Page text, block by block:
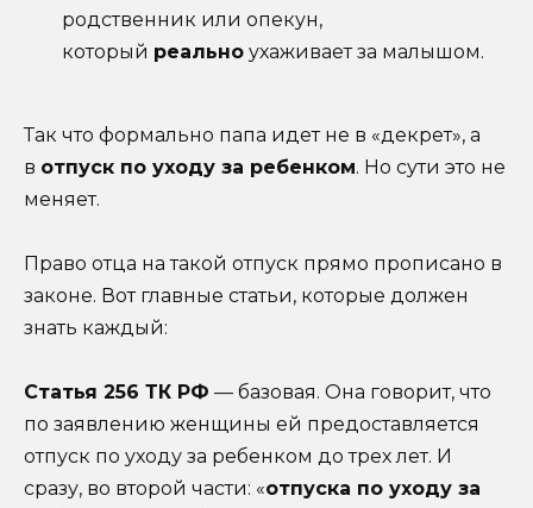
родственник или опекун,
который реально ухаживает за малышом.
Так что формально папа идет не в «декрет», а
в отпуск по уходу за ребенком. Но сути это не
меняет.
Право отца на такой отпуск прямо прописано в
законе. Вот главные статьи, которые должен
знать каждый:
Статья 256 ТК РФ — базовая. Она говорит, что
по заявлению женщины ей предоставляется
отпуск по уходу за ребенком до трех лет. И
сразу, во второй части: «отпуска по уходу за